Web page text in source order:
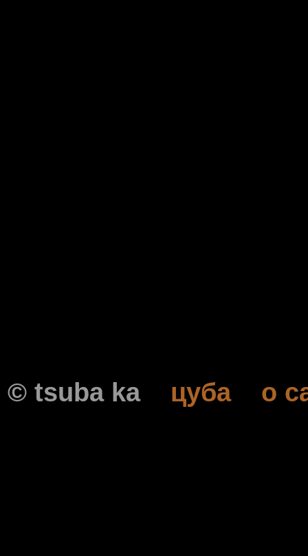
© tsuba ka цубa о